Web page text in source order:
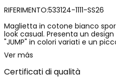
RIFERIMENTO:533124-1111-SS26
Maglietta in cotone bianco
look casual. Presenta un
"JUMP" in colori variati e un
cotone assicura comfort e
da 12 mesi fino a 10 anni, con
a 10 anni. I bottoni sul collo
Perfetta da abbinare con
Ver más
Certificati di qualità